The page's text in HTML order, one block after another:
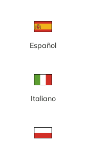
Español
Italiano